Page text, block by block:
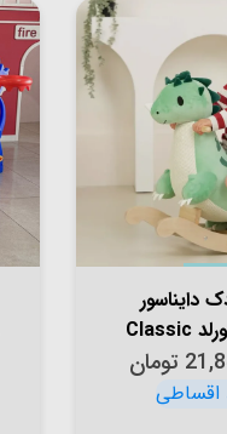
دایناسور
کلاسیک ورلد Classic
World
تومان